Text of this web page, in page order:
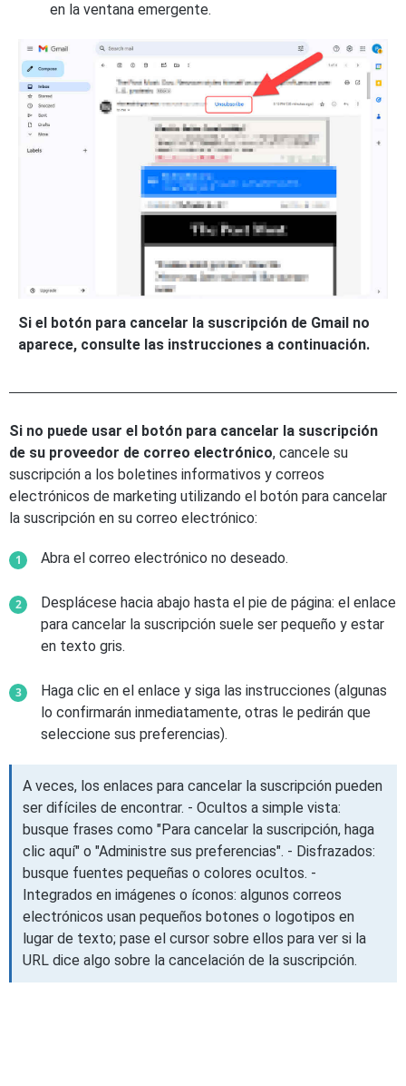
en la ventana emergente.
Si el botón para cancelar la suscripción de Gmail no
aparece, consulte las instrucciones a continuación.
Si no puede usar el botón para cancelar la suscripción
de su proveedor de correo electrónico, cancele su
suscripción a los boletines informativos y correos
electrónicos de marketing utilizando el botón para cancelar
la suscripción en su correo electrónico:
Abra el correo electrónico no deseado.
Desplácese hacia abajo hasta el pie de página: el enlace
para cancelar la suscripción suele ser pequeño y estar
en texto gris.
Haga clic en el enlace y siga las instrucciones (algunas
lo confirmarán inmediatamente, otras le pedirán que
seleccione sus preferencias).
A veces, los enlaces para cancelar la suscripción pueden
ser difíciles de encontrar. - Ocultos a simple vista:
busque frases como "Para cancelar la suscripción, haga
clic aquí" o "Administre sus preferencias". - Disfrazados:
busque fuentes pequeñas o colores ocultos. -
Integrados en imágenes o íconos: algunos correos
electrónicos usan pequeños botones o logotipos en
lugar de texto; pase el cursor sobre ellos para ver si la
URL dice algo sobre la cancelación de la suscripción.